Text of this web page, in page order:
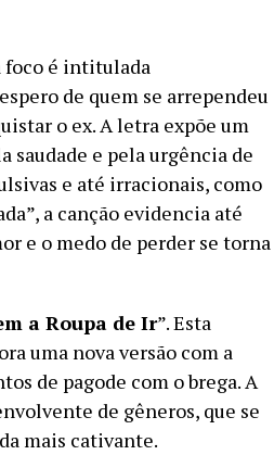
foco é intitulada
de quem se arrependeu
o ex. A letra expõe um
saudade e pela urgência de
e até irracionais, como
a canção evidencia até
e o medo de perder se torna
a Roupa de Ir”. Esta
uma nova versão com a
de pagode com o brega. A
de gêneros, que se
mais cativante.